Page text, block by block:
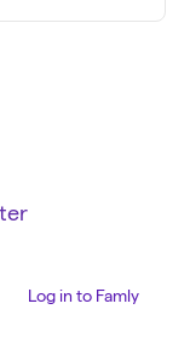
Log in to Famly